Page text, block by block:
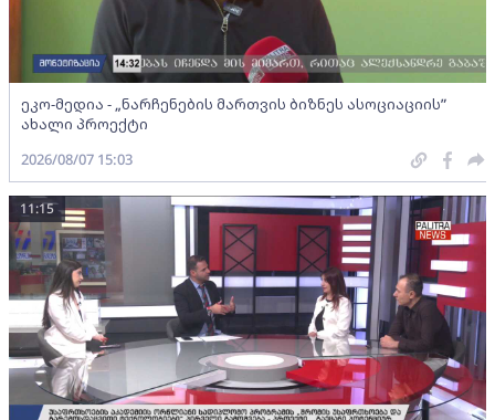
ეკო-მედია - „ნარჩენების მართვის ბიზნეს ასოციაციის”
ახალი პროექტი
2026/08/07 15:03
11:15